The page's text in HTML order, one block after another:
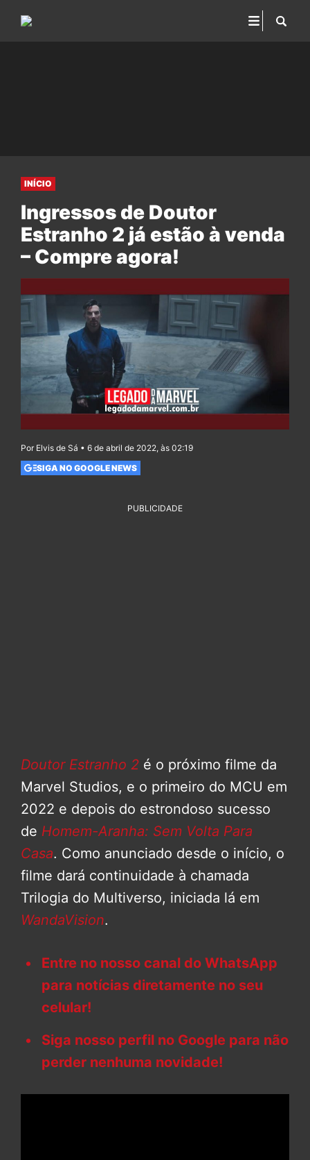
INÍCIO
Ingressos de Doutor
Estranho 2 já estão à venda
– Compre agora!
Por Elvis de Sá • 6 de abril de 2022, às 02:19
SIGA NO GOOGLE NEWS
PUBLICIDADE
Doutor Estranho 2 é o próximo filme da
Marvel Studios, e o primeiro do MCU em
2022 e depois do estrondoso sucesso
de Homem-Aranha: Sem Volta Para
Casa. Como anunciado desde o início, o
filme dará continuidade à chamada
Trilogia do Multiverso, iniciada lá em
WandaVision.
Entre no nosso canal do WhatsApp
para notícias diretamente no seu
celular!
Siga nosso perfil no Google para não
perder nenhuma novidade!